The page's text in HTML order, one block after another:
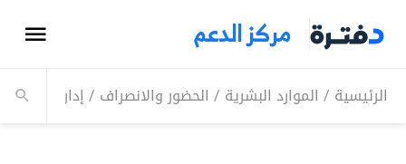
مركز الدعم
الرئيسية / الموارد البشرية / الحضور والانصراف /إدارة الورديات